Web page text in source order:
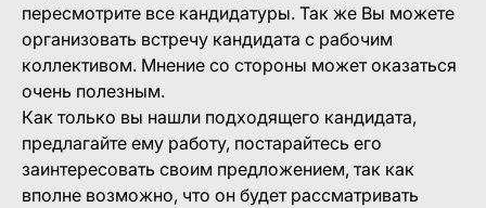
пересмотрите все кандидатуры. Так же Вы можете
организовать встречу кандидата с рабочим
коллективом. Мнение со стороны может оказаться
очень полезным.
Как только вы нашли подходящего кандидата,
предлагайте ему работу, постарайтесь его
заинтересовать своим предложением, так как
вполне возможно, что он будет рассматривать